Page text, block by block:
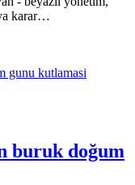
karar…
buruk doğum